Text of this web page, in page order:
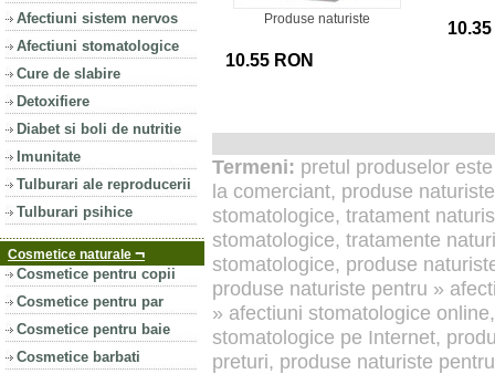
Afectiuni sistem nervos
Afectiuni stomatologice
Cure de slabire
Detoxifiere
Diabet si boli de nutritie
Imunitate
Tulburari ale reproducerii
Tulburari psihice
Cosmetice naturale ¬
Cosmetice pentru copii
Cosmetice pentru par
Cosmetice pentru baie
Cosmetice barbati
Produse naturiste
10.55 RON
Termeni: pretul produselor
la comerciant, produse
stomatologice, tratament
stomatologice, tratamente
stomatologice, produse
produse naturiste pentru »
» afectiuni stomatologice
stomatologice pe Internet,
preturi, produse naturiste